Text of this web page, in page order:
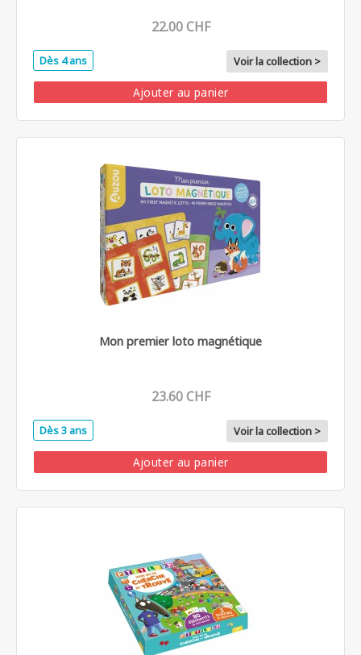
22.00 CHF
Dès 4 ans Voir la collection >
Ajouter au panier
Mon premier loto magnétique
23.60 CHF
Dès 3 ans Voir la collection >
Ajouter au panier